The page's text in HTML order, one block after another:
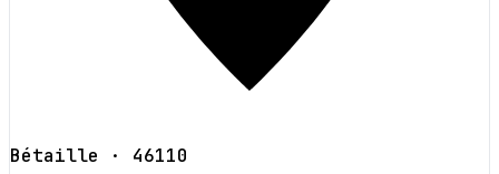
Bétaille · 46110